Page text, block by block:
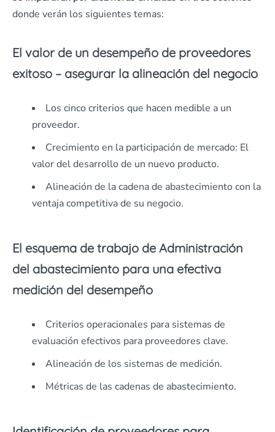
donde verán los siguientes temas:
El valor de un desempeño de proveedores
exitoso – asegurar la alineación del negocio
Los cinco criterios que hacen medible a un
proveedor.
Crecimiento en la participación de mercado: El
valor del desarrollo de un nuevo producto.
Alineación de la cadena de abastecimiento con la
ventaja competitiva de su negocio.
El esquema de trabajo de Administración
del abastecimiento para una efectiva
medición del desempeño
Criterios operacionales para sistemas de
evaluación efectivos para proveedores clave.
Alineación de los sistemas de medición.
Métricas de las cadenas de abastecimiento.